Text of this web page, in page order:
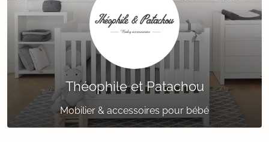
Théophile et Patachou
Mobilier & accessoires pour bébé